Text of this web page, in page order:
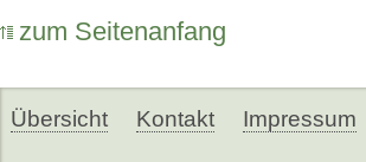
zum Seitenanfang
Übersicht Kontakt Impressum